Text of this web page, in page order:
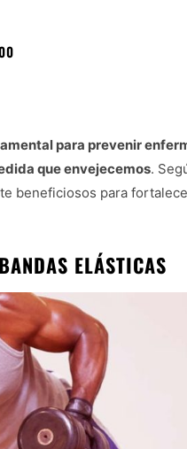
para prevenir
que envejecemos.
beneficiosos para
ELÁSTICAS